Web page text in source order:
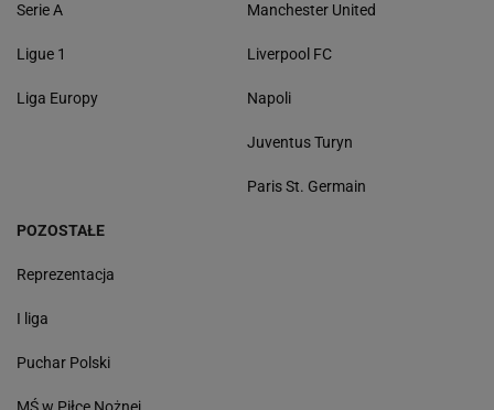
Serie A
Ligue 1
Liga Europy
Manchester United
Liverpool FC
Napoli
Juventus Turyn
Paris St. Germain
POZOSTAŁE
Reprezentacja
I liga
Puchar Polski